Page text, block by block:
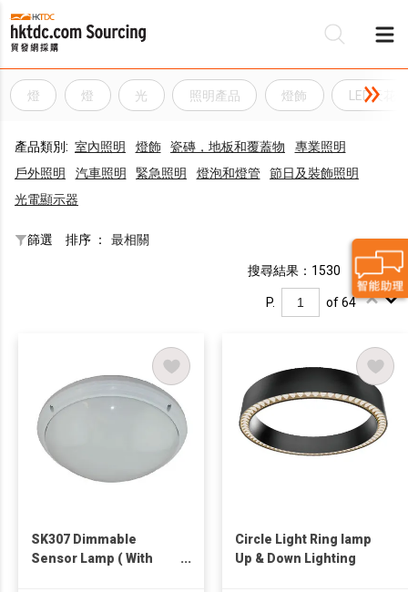
燈 燈 光 照明產品 燈飾 LED天花燈
產品類別: 室內照明 燈飾 瓷磚，地板和覆蓋物
專業照明
戶外照明
汽車照明 緊急照​​明 燈泡和燈管
節日及裝飾照明
光電顯示器
篩選 排序 ： 最相關
搜尋結果：1530
P. of 64
SK307 Dimmable
Sensor Lamp ( With
Circle Light Ring lamp
Up & Down Lighting